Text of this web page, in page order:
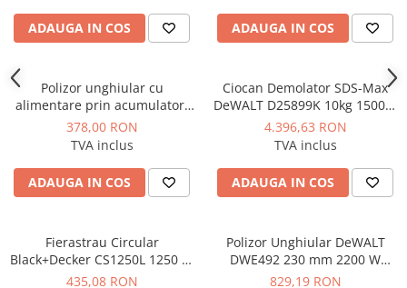
Filtrare si odorizare aer
Accesorii echipamente de
ventilatie si climatizare
Instalatii de apa si canalizare
Canalizare interioara
Canalizare pluviala
Distributie apa
ADAUGA IN COS ADAUGA IN COS
Polizor unghiular cu
alimentare prin acumulator,
fara acumulator inclus,
Hyundai model HY-AG 180-
378,00 RON
TVA inclus
ADAUGA IN COS
Ciocan Demolator SDS-Max
DeWALT D25899K 10kg 1500W
17.9J
4.396,63 RON
TVA inclus
ADAUGA IN COS
Fierastrau Circular
Black+Decker CS1250L 1250 W
190 mm 66 mm
435,08 RON
Polizor Unghiular DeWALT
DWE492 230 mm 2200 W
6.500 rpm
829,19 RON